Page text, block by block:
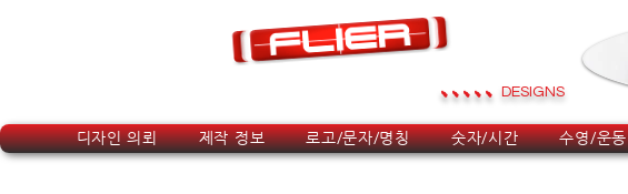
..... DESIGNS
디자인 의뢰 제작 정보 로고/문자/명칭 숫자/시간 수영/운동